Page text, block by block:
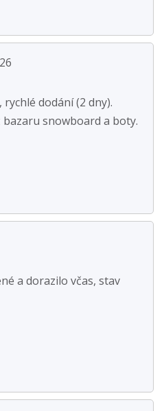
dodání (2 dny).
snowboard a boty.
a dorazilo včas, stav